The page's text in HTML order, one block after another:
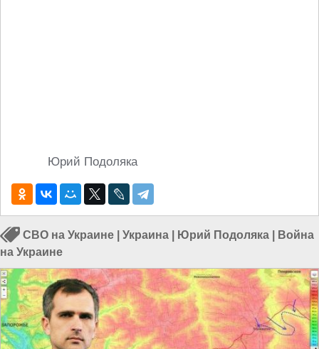
Юрий Подоляка
СВО на Украине Украина Юрий Подоляка
Война
на Украине